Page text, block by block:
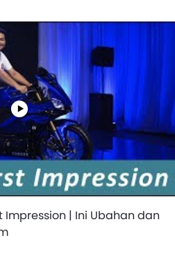
Impression | Ini Ubahan dan